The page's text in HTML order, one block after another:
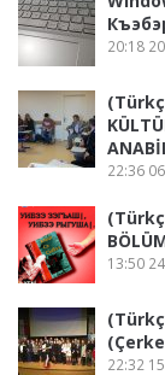
20:18
22:36
13:50
22:32